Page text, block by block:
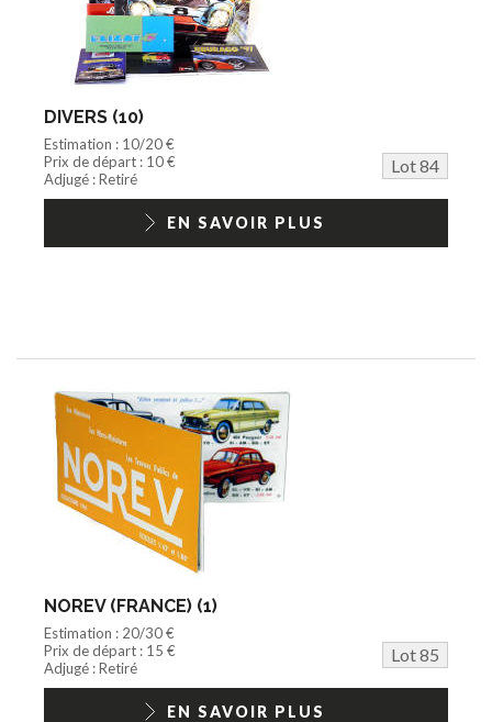
DIVERS (10)
Estimation : 10/20 €
Prix de départ : 10 €
Lot 84
Adjugé : Retiré
EN SAVOIR PLUS
NOREV (FRANCE) (1)
Estimation : 20/30 €
Prix de départ : 15 €
Lot 85
Adjugé : Retiré
EN SAVOIR PLUS